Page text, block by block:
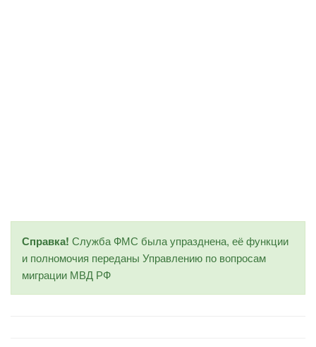
Справка! Служба ФМС была упразднена, её функции
и полномочия переданы Управлению по вопросам
миграции МВД РФ